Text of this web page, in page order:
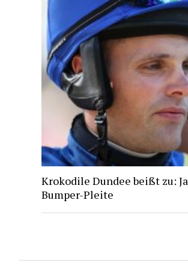
Krokodile Dundee beißt zu:
Bumper-Pleite